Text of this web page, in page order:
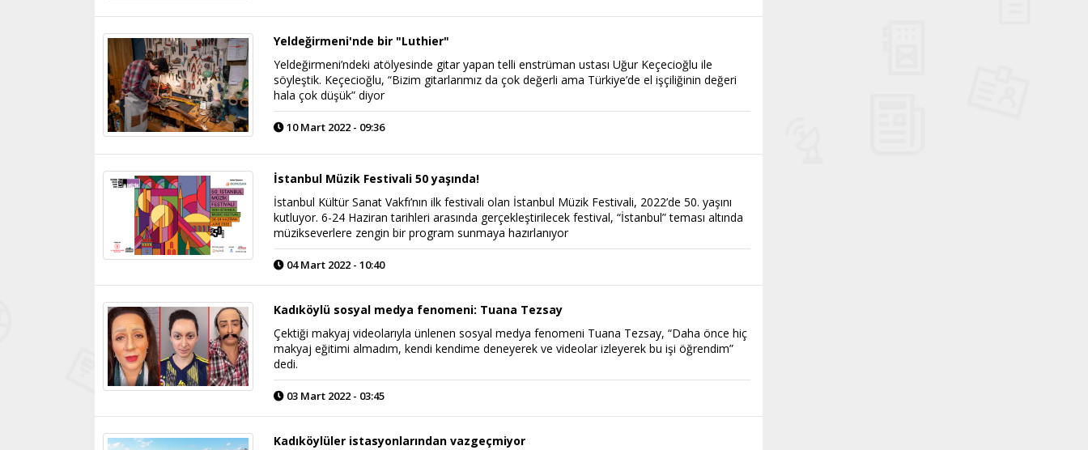
Yeldeğirmeni'nde bir "Luthier"
Yeldeğirmeni’ndeki atölyesinde gitar yapan telli enstrüman ustası Uğur Keçecioğlu ile
söyleştik. Keçecioğlu, “Bizim gitarlarımız da çok değerli ama Türkiye’de el işçiliğinin değeri
hala çok düşük” diyor
10 Mart 2022 - 09:36
İstanbul Müzik Festivali 50 yaşında!
İstanbul Kültür Sanat Vakfı’nın ilk festivali olan İstanbul Müzik Festivali, 2022’de 50. yaşını
kutluyor. 6-24 Haziran tarihleri arasında gerçekleştirilecek festival, “İstanbul” teması altında
müzikseverlere zengin bir program sunmaya hazırlanıyor
04 Mart 2022 - 10:40
Kadıköylü sosyal medya fenomeni: Tuana Tezsay
Çektiği makyaj videolarıyla ünlenen sosyal medya fenomeni Tuana Tezsay, “Daha önce hiç
makyaj eğitimi almadım, kendi kendime deneyerek ve videolar izleyerek bu işi öğrendim”
dedi.
03 Mart 2022 - 03:45
Kadıköylüler istasyonlarından vazgeçmiyor